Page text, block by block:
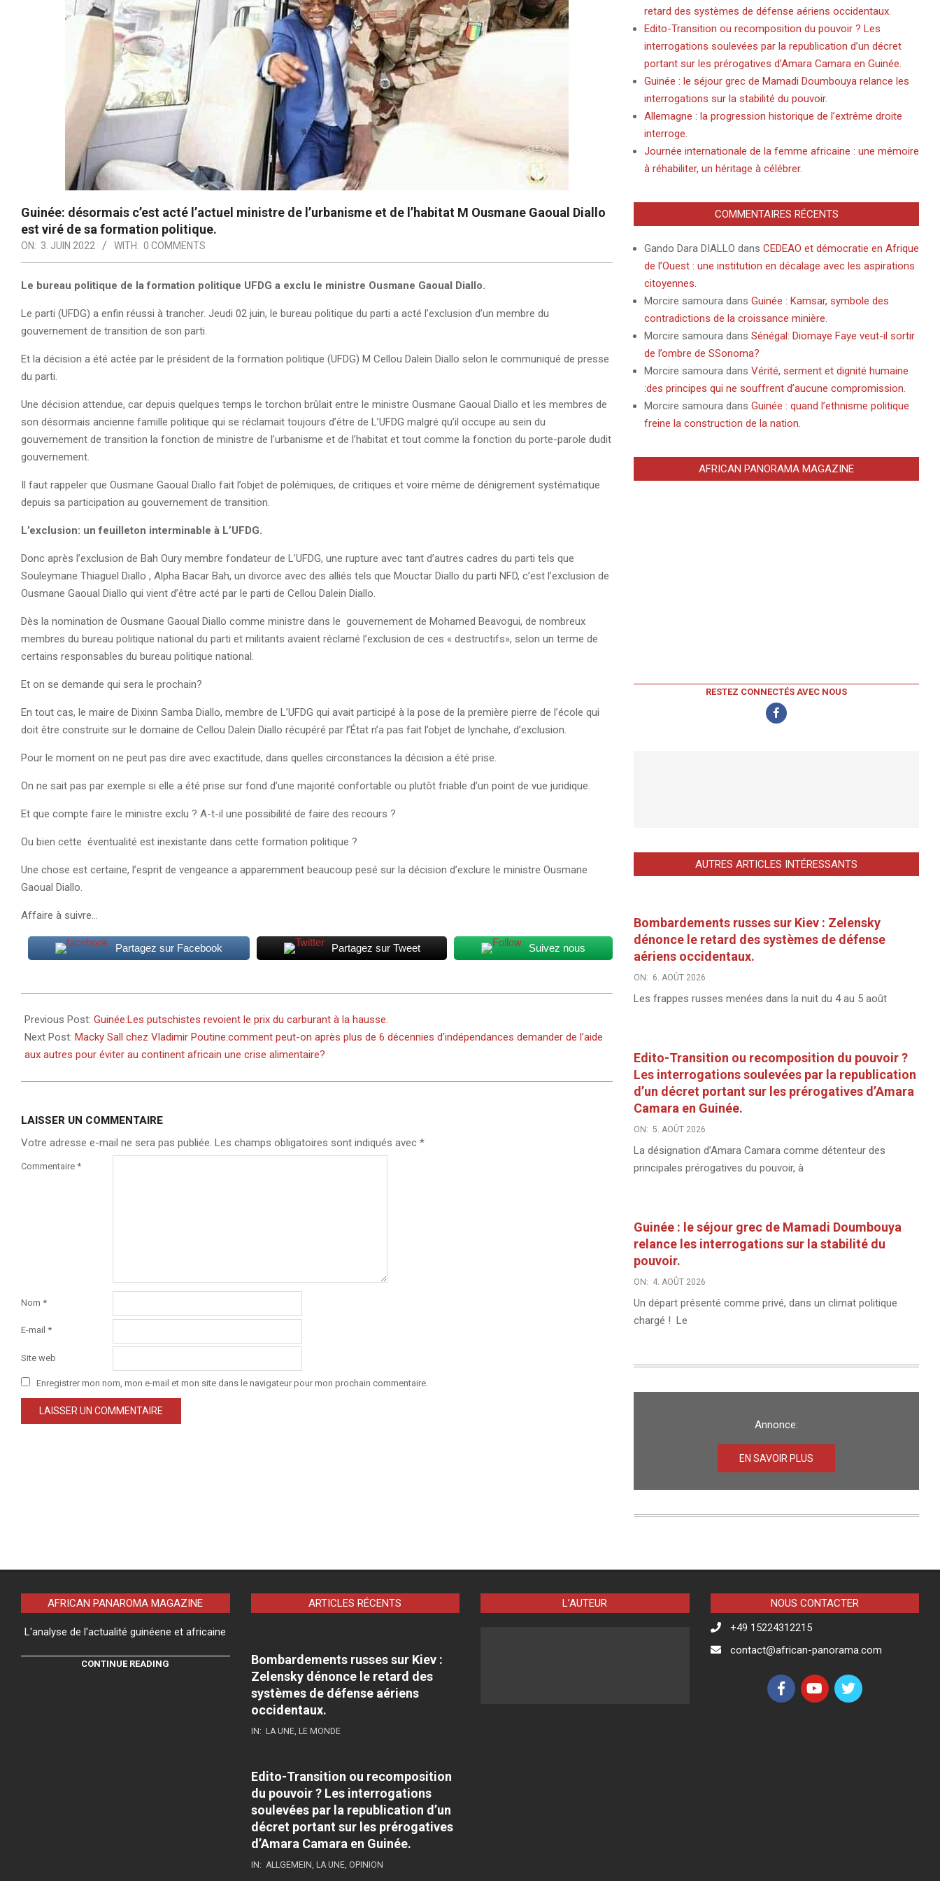
Guinée: désormais c’est acté l’actuel ministre de l’urbanisme et de l’habitat M Ousmane Gaoual Diallo
est viré de sa formation politique.
ON: 3. JUIN 2022 WITH: 0 COMMENTS
Le bureau politique de la formation politique UFDG a exclu le ministre Ousmane Gaoual Diallo.
Le parti (UFDG) a enfin réussi à trancher. Jeudi 02 juin, le bureau politique du parti a acté l’exclusion d’un membre du
gouvernement de transition de son parti.
Et la décision a été actée par le président de la formation politique (UFDG) M Cellou Dalein Diallo selon le communiqué de presse
du parti.
Une décision attendue, car depuis quelques temps le torchon brûlait entre le ministre Ousmane Gaoual Diallo et les membres de
son désormais ancienne famille politique qui se réclamait toujours d’être de L’UFDG malgré qu’il occupe au sein du
gouvernement de transition la fonction de ministre de l’urbanisme et de l’habitat et tout comme la fonction du porte-parole dudit
gouvernement.
Il faut rappeler que Ousmane Gaoual Diallo fait l’objet de polémiques, de critiques et voire même de dénigrement systématique
depuis sa participation au gouvernement de transition.
L’exclusion: un feuilleton interminable à L’UFDG.
Donc après l’exclusion de Bah Oury membre fondateur de L’UFDG, une rupture avec tant d’autres cadres du parti tels que
Souleymane Thiaguel Diallo , Alpha Bacar Bah, un divorce avec des alliés tels que Mouctar Diallo du parti NFD, c’est l’exclusion de
Ousmane Gaoual Diallo qui vient d’être acté par le parti de Cellou Dalein Diallo.
Dès la nomination de Ousmane Gaoual Diallo comme ministre dans le gouvernement de Mohamed Beavogui, de nombreux
membres du bureau politique national du parti et militants avaient réclamé l’exclusion de ces « destructifs», selon un terme de
certains responsables du bureau politique national.
Et on se demande qui sera le prochain?
En tout cas, le maire de Dixinn Samba Diallo, membre de L’UFDG qui avait participé à la pose de la première pierre de l’école qui
doit être construite sur le domaine de Cellou Dalein Diallo récupéré par l’État n’a pas fait l’objet de lynchahe, d’exclusion.
Pour le moment on ne peut pas dire avec exactitude, dans quelles circonstances la décision a été prise.
On ne sait pas par exemple si elle a été prise sur fond d’une majorité confortable ou plutôt friable d’un point de vue juridique.
Et que compte faire le ministre exclu ? A-t-il une possibilité de faire des recours ?
Ou bien cette éventualité est inexistante dans cette formation politique ?
Une chose est certaine, l’esprit de vengeance a apparemment beaucoup pesé sur la décision d’exclure le ministre Ousmane
Gaoual Diallo.
Affaire à suivre…
Partagez sur Facebook Partagez sur Tweet Suivez nous
06-
03
Previous Post: Guinée:Les putschistes revoient le prix du carburant à la hausse.
Next Post: Macky Sall chez Vladimir Poutine:comment peut-on après plus de 6 décennies d’indépendances demander de l’aide
aux autres pour éviter au continent africain une crise alimentaire?
LAISSER UN COMMENTAIRE
Votre adresse e-mail ne sera pas publiée. Les champs obligatoires sont indiqués avec *
Commentaire *
Nom *
E-mail *
Site web
Enregistrer mon nom, mon e-mail et mon site dans le navigateur pour mon prochain commentaire.
retard des systèmes de défense aériens occidentaux.
Edito-Transition ou recomposition du pouvoir ? Les
interrogations soulevées par la republication d’un décret
portant sur les prérogatives d’Amara Camara en Guinée.
Guinée : le séjour grec de Mamadi Doumbouya relance les
interrogations sur la stabilité du pouvoir.
Allemagne : la progression historique de l’extrême droite
interroge.
Journée internationale de la femme africaine : une mémoire
à réhabiliter, un héritage à célébrer.
COMMENTAIRES RÉCENTS
Gando Dara DIALLO dans CEDEAO et démocratie en Afrique
de l’Ouest : une institution en décalage avec les aspirations
citoyennes.
Morcire samoura dans Guinée : Kamsar, symbole des
contradictions de la croissance minière.
Morcire samoura dans Sénégal: Diomaye Faye veut-il sortir
de l’ombre de SSonoma?
Morcire samoura dans Vérité, serment et dignité humaine
:des principes qui ne souffrent d’aucune compromission.
Morcire samoura dans Guinée : quand l’ethnisme politique
freine la construction de la nation.
AFRICAN PANORAMA MAGAZINE
RESTEZ CONNECTÉS AVEC NOUS
AUTRES ARTICLES INTÉRESSANTS
Bombardements russes sur Kiev : Zelensky
dénonce le retard des systèmes de défense
aériens occidentaux.
ON: 6. AOÛT 2026
Les frappes russes menées dans la nuit du 4 au 5 août
Edito-Transition ou recomposition du pouvoir ?
Les interrogations soulevées par la republication
d’un décret portant sur les prérogatives d’Amara
Camara en Guinée.
ON: 5. AOÛT 2026
La désignation d’Amara Camara comme détenteur des
principales prérogatives du pouvoir, à
Guinée : le séjour grec de Mamadi Doumbouya
relance les interrogations sur la stabilité du
pouvoir.
ON: 4. AOÛT 2026
Un départ présenté comme privé, dans un climat politique
chargé ! Le
Annonce:
EN SAVOIR PLUS
AFRICAN PANAROMA MAGAZINE
L'analyse de l'actualité guinéene et africaine
CONTINUE READING
ARTICLES RÉCENTS
Bombardements russes sur Kiev :
Zelensky dénonce le retard des
systèmes de défense aériens
occidentaux.
IN: LA UNE, LE MONDE
Edito-Transition ou recomposition
du pouvoir ? Les interrogations
soulevées par la republication d’un
décret portant sur les prérogatives
d’Amara Camara en Guinée.
IN: ALLGEMEIN LA UNE, OPINION
L’AUTEUR
NOUS CONTACTER
+49 15224312215
contact@african-panorama.com